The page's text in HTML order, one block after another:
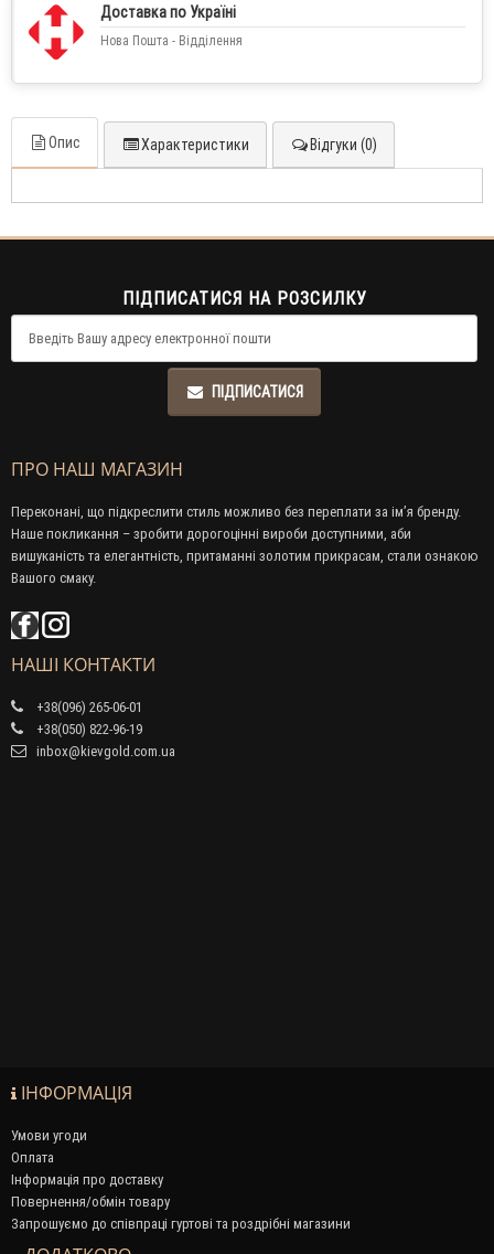
Доставка по Україні
Нова Пошта - Відділення
Опис Характеристики Відгуки (0)
ПІДПИСАТИСЯ НА РОЗСИЛКУ
ПІДПИСАТИСЯ
ПРО НАШ МАГАЗИН
Переконані, що підкреслити стиль можливо без переплати за ім’я бренду.
Наше покликання – зробити дорогоцінні вироби доступними, аби
вишуканість та елегантність, притаманні золотим прикрасам, стали ознакою
Вашого смаку.
НАШІ КОНТАКТИ
+38(096) 265-06-01
+38(050) 822-96-19
inbox@kievgold.com.ua
ІНФОРМАЦІЯ
Умови угоди
Оплата
Інформація про доставку
Повернення/обмін товару
Запрошуємо до співпраці гуртові та роздрібні магазини